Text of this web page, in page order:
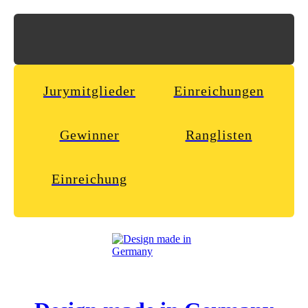
Jurymitglieder Einreichungen
Gewinner Ranglisten
Einreichung